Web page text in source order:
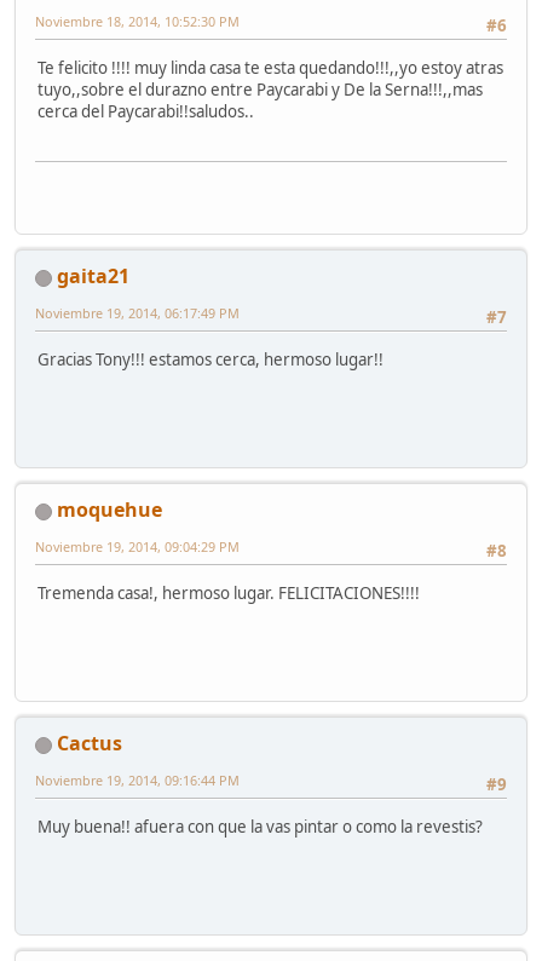
#6
Noviembre 18, 2014, 10:52:30 PM
Te felicito !!!! muy linda casa te esta quedando!!!,,yo estoy atras
tuyo,,sobre el durazno entre Paycarabi y De la Serna!!!,,mas
cerca del Paycarabi!!saludos..
gaita21
#7
Noviembre 19, 2014, 06:17:49 PM
Gracias Tony!!! estamos cerca, hermoso lugar!!
moquehue
#8
Noviembre 19, 2014, 09:04:29 PM
Tremenda casa!, hermoso lugar. FELICITACIONES!!!!
Cactus
#9
Noviembre 19, 2014, 09:16:44 PM
Muy buena!! afuera con que la vas pintar o como la revestis?